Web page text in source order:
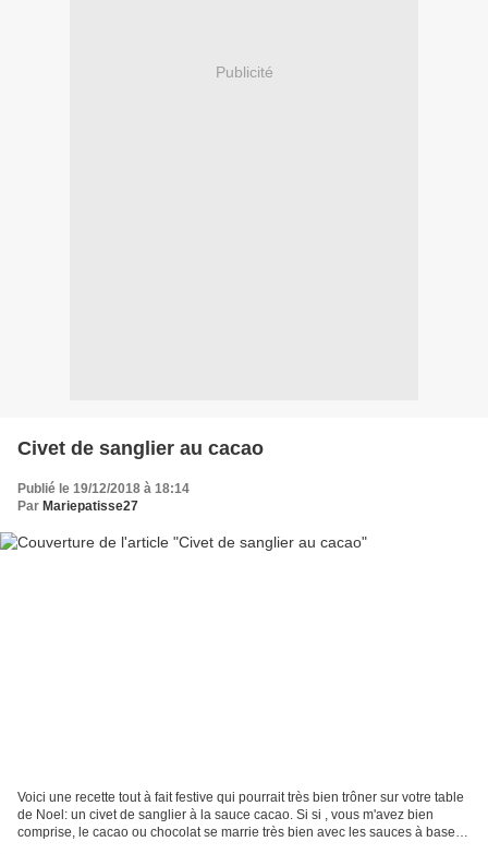
Publicité
Civet de sanglier au cacao
Publié le 19/12/2018 à 18:14
Par Mariepatisse27
Voici une recette tout à fait festive qui pourrait très bien trôner sur votre table
de Noel: un civet de sanglier à la sauce cacao. Si si , vous m'avez bien
comprise, le cacao ou chocolat se marrie très bien avec les sauces à base